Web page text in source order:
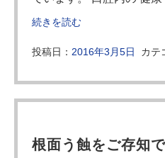
続きを読む
投稿日： 2016年3月5日 カテ
根面う蝕をご存知